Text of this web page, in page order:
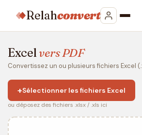
Relahconvert
Excelvers PDF
Convertissez un ou plusieurs fichiers Excel
+Sélectionner les fichiers Excel
ou déposez des fichiers .xlsx / .xls ici